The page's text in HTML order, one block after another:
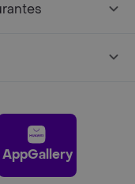
AppGallery